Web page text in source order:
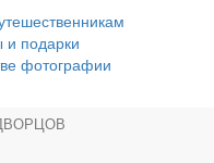
подарки
фотографии